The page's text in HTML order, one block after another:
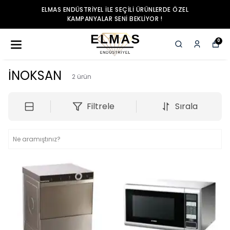
ELMAS ENDÜSTRIYEL ILE SEÇILI ÜRÜNLERDE ÖZEL
KAMPANYALAR SENI BEKLIYOR !
0
İNOKSAN 2 ürün
Filtrele Sırala